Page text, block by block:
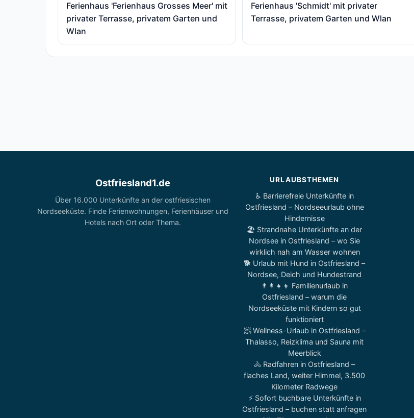
Ferienhaus 'Ferienhaus Grosses Meer' mit
privater Terrasse, privatem Garten und
Wlan
Ferienhaus 'Schmidt' mit privater
Terrasse, privatem Garten und Wlan
Ostfriesland1.de
Über 16.000 Unterkünfte an der ostfriesischen
Nordseeküste. Finde Ferienwohnungen, Ferienhäuser und
Hotels nach Ort oder Thema.
URLAUBSTHEMEN
♿ Barrierefreie Unterkünfte in
Ostfriesland – Nordseeurlaub ohne
Hindernisse
🏖️ Strandnahe Unterkünfte an der
Nordsee in Ostfriesland – wo Sie
wirklich nah am Wasser wohnen
🐕 Urlaub mit Hund in Ostfriesland –
Nordsee, Deich und Hundestrand
👨‍👩‍👧‍👦 Familienurlaub in
Ostfriesland – warum die
Nordseeküste mit Kindern so gut
funktioniert
🧖 Wellness-Urlaub in Ostfriesland –
Thalasso, Reizklima und Sauna mit
Meerblick
🚴 Radfahren in Ostfriesland –
flaches Land, weiter Himmel, 3.500
Kilometer Radwege
⚡ Sofort buchbare Unterkünfte in
Ostfriesland – buchen statt anfragen